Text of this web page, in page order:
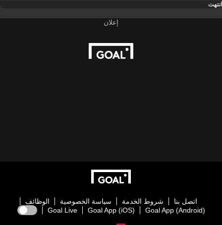
انتهت
اتصل بنا شروط الخدمة سياسة الخصوصية
الوظائف
Goal App (Android)
Goal App (iOS)
Goal Live